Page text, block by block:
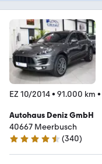
EZ 10/2014• 91.000 km •
Autohaus Deniz GmbH
40667 Meerbusch
4.5 Sterne
(340)